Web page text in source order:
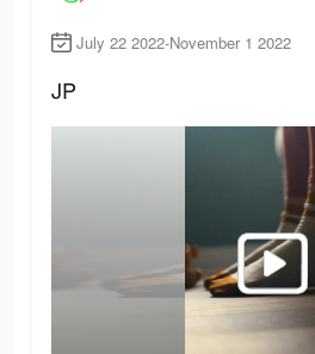
July 22 2022-November 1 2022
JP